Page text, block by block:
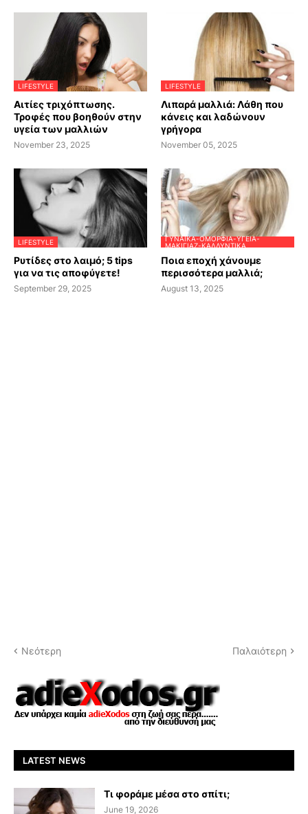
LIFESTYLE
Αιτίες τριχόπτωσης.
Τροφές που βοηθούν στην
υγεία των μαλλιών
November 23, 2025
LIFESTYLE
Λιπαρά μαλλιά: Λάθη που
κάνεις και λαδώνουν
γρήγορα
November 05, 2025
LIFESTYLE
Ρυτίδες στο λαιμό; 5 tips
για να τις αποφύγετε!
September 29, 2025
ΓΥΝΑΊΚΑ-ΟΜΟΡΦΙΆ-ΥΓΕΊΑ-
ΜΑΚΙΓΙΆΖ-ΚΑΛΛΥΝΤΙΚΆ
Ποια εποχή χάνουμε
περισσότερα μαλλιά;
August 13, 2025
Νεότερη Παλαιότερη
LATEST NEWS
Τι φοράμε μέσα στο σπίτι;
June 19, 2026